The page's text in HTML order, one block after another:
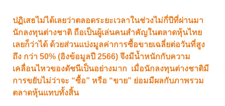
ปฏิเสธไม่ได้เลยว่าตลอดระยะเวลาในช่วงไม่กี่ปีที่ผ่านมา
นักลงทุนต่างชาติ ถือเป็นผู้เล่นคนสำคัญในตลาดหุ้นไทย
เลยก็ว่าได้ ด้วยส่วนแบ่งมูลค่าการซื้อขายเฉลี่ยต่อวันที่สูง
ถึง กว่า 50% (อิงข้อมูลปี 2566) จึงมีน้ำหนักกับความ
เคลื่อนไหวของดัชนีเป็นอย่างมาก เมื่อนักลงทุนต่างชาติมี
การขยับไม่ว่าจะ “ซื้อ” หรือ “ขาย” ย่อมมีผลกับภาพรวม
ตลาดหุ้นแทบทั้งสิ้น